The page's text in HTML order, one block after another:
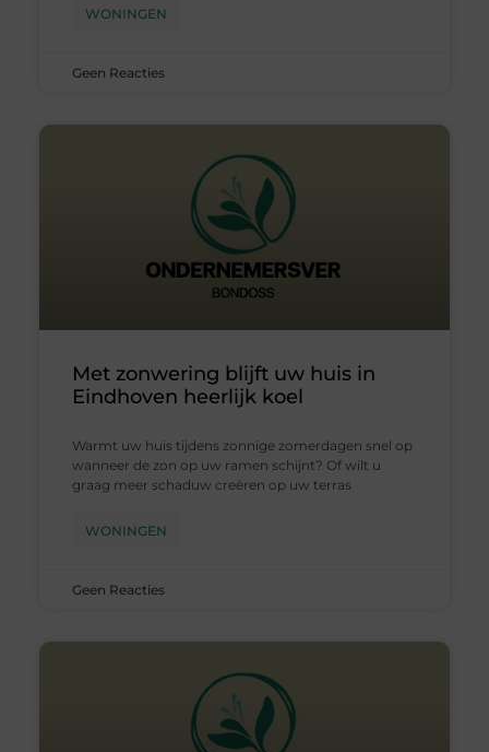
WONINGEN
Geen Reacties
Met zonwering blijft uw huis in
Eindhoven heerlijk koel
Warmt uw huis tijdens zonnige zomerdagen snel op
wanneer de zon op uw ramen schijnt? Of wilt u
graag meer schaduw creëren op uw terras
WONINGEN
Geen Reacties